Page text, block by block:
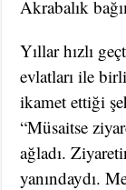
Akrabalık
Yıllar hızlı
evlatları ile
ikamet ettiği
“Müsaitse
ağladı.
yanındaydı.